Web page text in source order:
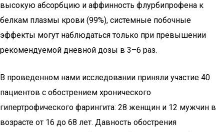
высокую абсорбцию и аффинность флурбипрофена к
белкам плазмы крови (99%), системные побочные
эффекты могут наблюдаться только при превышении
рекомендуемой дневной дозы в 3–6 раз.
В проведенном нами исследовании приняли участие 40
пациентов с обострением хронического
гипертрофического фарингита: 28 женщин и 12 мужчин в
возрасте от 16 до 68 лет. Давность обострения